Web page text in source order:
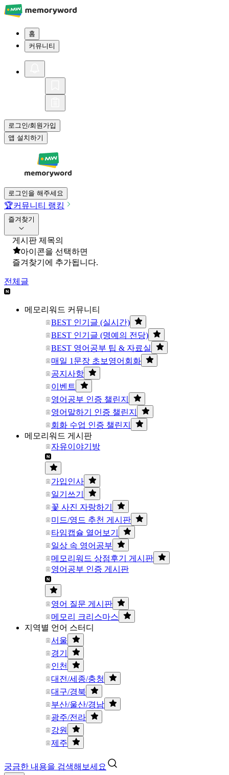
홈
커뮤니티
로그인/회원가입
앱 설치하기
로그인을 해주세요
🏆커뮤니티 랭킹
즐겨찾기
게시판 제목의
아이콘을 선택하면
즐겨찾기에 추가됩니다.
전체글
메모리워드 커뮤니티
BEST 인기글 (실시간)
BEST 인기글 (명예의 전당)
BEST 영어공부 팁 & 자료실
매일 1문장 초보영어회화
공지사항
이벤트
영어공부 인증 챌린지
영어말하기 인증 챌린지
회화 수업 인증 챌린지
메모리워드 게시판
자유이야기방
가입인사
일기쓰기
꽃 사진 자랑하기
미드/영드 추천 게시판
타임캡슐 열어보기
일상 속 영어공부
메모리워드 상점후기 게시판
영어공부 인증 게시판
영어 질문 게시판
메모리 크리스마스
지역별 언어 스터디
서울
경기
인천
대전/세종/충청
대구/경북
부산/울산/경남
광주/전라
강원
제주
궁금한 내용을 검색해보세요